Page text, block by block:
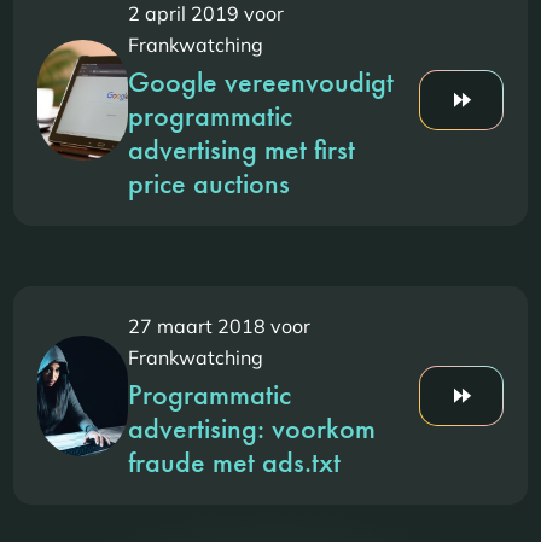
2 april 2019 voor
Frankwatching
Google vereenvoudigt
programmatic
advertising met first
price auctions
27 maart 2018 voor
Frankwatching
Programmatic
advertising: voorkom
fraude met ads.txt